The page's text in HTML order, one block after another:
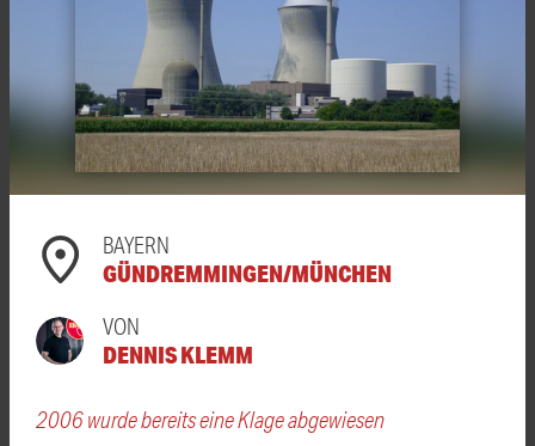
BAYERN
GÜNDREMMINGEN/MÜNCHEN
VON
DENNIS KLEMM
2006 wurde bereits eine Klage abgewiesen